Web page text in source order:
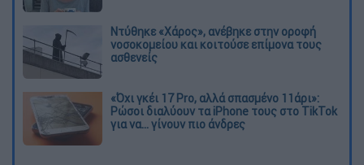
Ντύθηκε «Χάρος», ανέβηκε στην οροφή
νοσοκομείου και κοιτούσε επίμονα τους
ασθενείς
«Όχι γκέι 17 Pro, αλλά σπασμένο 11άρι»:
Ρώσοι διαλύουν τα iPhone τους στο TikTok
για να... γίνουν πιο άνδρες